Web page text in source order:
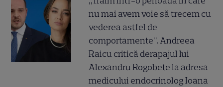
nu mai avem voie să trecem cu
vederea astfel de
comportamente”. Andreea
Raicu critică derapajul lui
Alexandru Rogobete la adresa
medicului endocrinolog Ioana